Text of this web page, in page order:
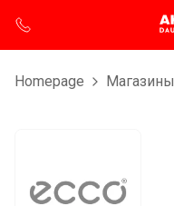
Homepage Магазины